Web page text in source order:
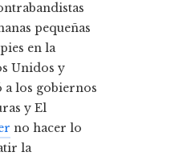
pequeñas
en la
Unidos y
los gobiernos
y El
no hacer lo
la